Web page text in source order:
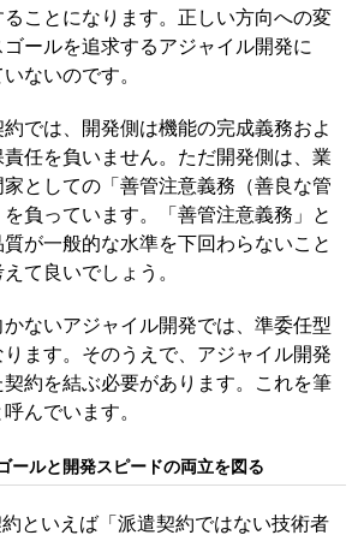
ことになります。正しい方向への変
ールを追求するアジャイル開発に
ないのです。
では、開発側は機能の完成義務およ
任を負いません。ただ開発側は、業
としての「善管注意義務（善良な管
負っています。「善管注意義務」と
が一般的な水準を下回わらないこと
て良いでしょう。
ないアジャイル開発では、準委任型
ます。そのうえで、アジャイル開発
約を結ぶ必要があります。これを筆
んでいます。
ールと開発スピードの両立を図る
といえば「派遣契約ではない技術者